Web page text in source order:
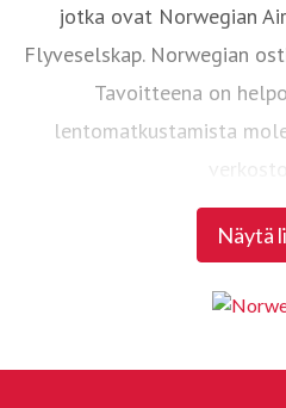
Näytä
jotka ovat Norwegian
Flyveselskap. Norwegian
Tavoitteena on
lentomatkustamista
Norwegian Air Shuttle on
reittiverkoston